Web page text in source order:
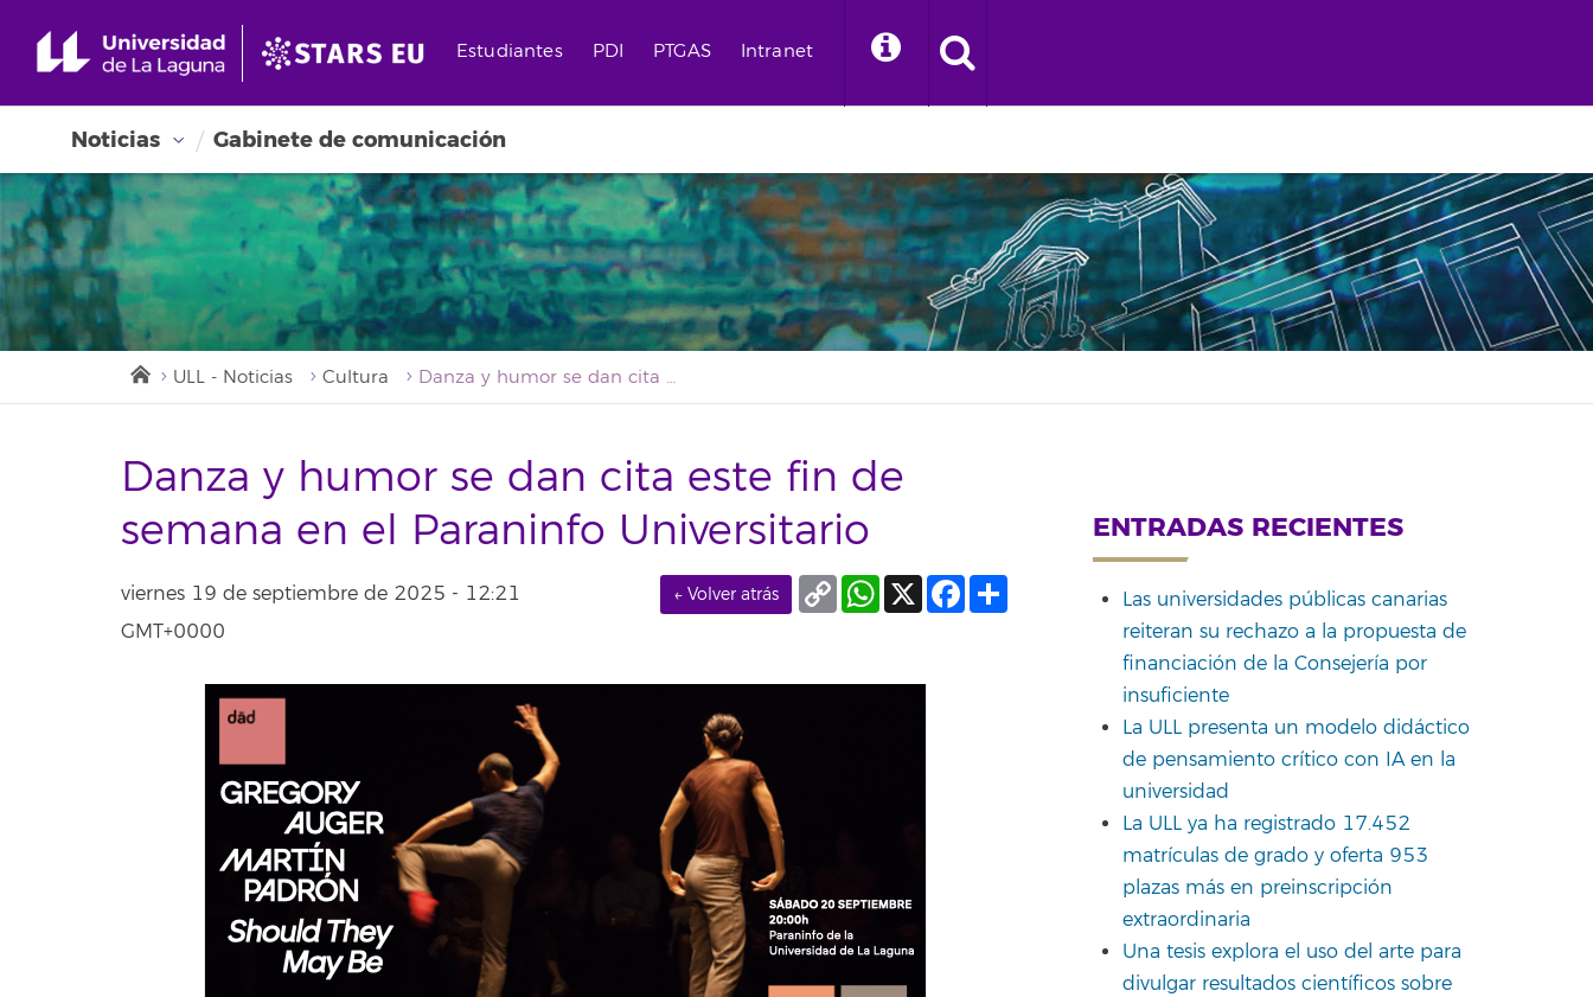
Estudiantes PDI PTGAS Intranet
Noticias Gabinete de comunicación
ULL - Noticias Cultura Danza y humor se dan cita este fin de semana en el Paraninfo Universitario
Danza y humor se dan cita este fin de
semana en el Paraninfo Universitario
viernes 19 de septiembre de 2025 - 12:21
GMT+0000
← Volver atrás Facebook
X
WhatsApp
Copy
Link
ENTRADAS RECIENTES
Las universidades públicas canarias
reiteran su rechazo a la propuesta de
financiación de la Consejería por
insuficiente
La ULL presenta un modelo didáctico
de pensamiento crítico con IA en la
universidad
La ULL ya ha registrado 17.452
matrículas de grado y oferta 953
plazas más en preinscripción
extraordinaria
Una tesis explora el uso del arte para
divulgar resultados científicos sobre